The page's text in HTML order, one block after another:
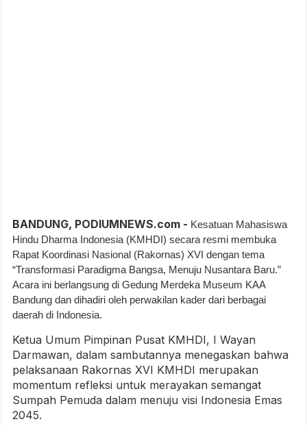
BANDUNG, PODIUMNEWS.com - Kesatuan Mahasiswa
Hindu Dharma Indonesia (KMHDI) secara resmi membuka
Rapat Koordinasi Nasional (Rakornas) XVI dengan tema
“Transformasi Paradigma Bangsa, Menuju Nusantara Baru.”
Acara ini berlangsung di Gedung Merdeka Museum KAA
Bandung dan dihadiri oleh perwakilan kader dari berbagai
daerah di Indonesia.
Ketua Umum Pimpinan Pusat KMHDI, I Wayan
Darmawan, dalam sambutannya menegaskan bahwa
pelaksanaan Rakornas XVI KMHDI merupakan
momentum refleksi untuk merayakan semangat
Sumpah Pemuda dalam menuju visi Indonesia Emas
2045.